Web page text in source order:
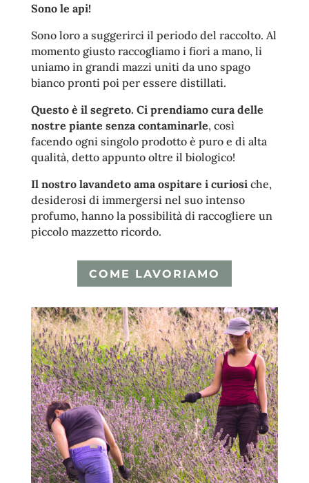
Sono le api!
Sono loro a suggerirci il periodo del raccolto. Al
momento giusto raccogliamo i fiori a mano, li
uniamo in grandi mazzi uniti da uno spago
bianco pronti poi per essere distillati.
Questo è il segreto. Ci prendiamo cura delle
nostre piante senza contaminarle, così
facendo ogni singolo prodotto è puro e di alta
qualità, detto appunto oltre il biologico!
Il nostro lavandeto ama ospitare i curiosiche,
desiderosi di immergersi nel suo intenso
profumo, hanno la possibilità di raccogliere un
piccolo mazzetto ricordo.
COME LAVORIAMO